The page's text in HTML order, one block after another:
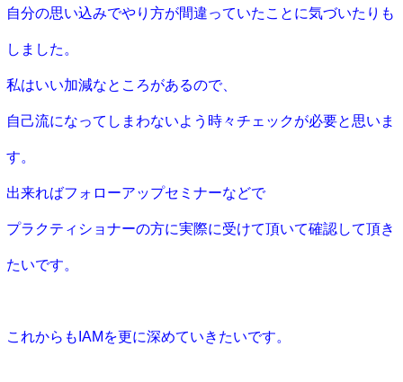
自分の思い込みでやり方が間違っていたことに気づいたりも
しました。
私はいい加減なところがあるので、
自己流になってしまわないよう時々チェックが必要と思いま
す。
出来ればフォローアップセミナーなどで
プラクティショナーの方に実際に受けて頂いて確認して頂き
たいです。
これからもIAMを更に深めていきたいです。